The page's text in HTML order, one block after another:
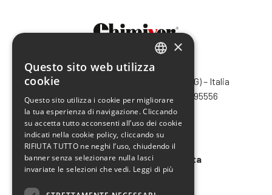
CHIMIVER PANSERI S.p.A.
Via Bergamo, 1401 – 24030 Pontida (BG) – Italia
Tel.
+39 035 795031
– Fax +39 035 795556
info@chimiver.com
Faq
Condizioni generali di vendita
FRENCH
SPANISH
×
Questo sito web utilizza
cookie
Questo sito utilizza i cookie per migliorare
la tua esperienza di navigazione. Cliccando
su accetta tutto acconsenti all’uso dei cookie
indicati nella cookie policy, cliccando su
RIFIUTA TUTTO ne neghi l’uso, chiudendo il
banner senza selezionare nulla lasci
invariate le selezioni che vedi. Leggi di più